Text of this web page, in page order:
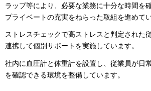
ラップ等により、必要な業務に十分な時間を
プライベートの充実をねらった取組を進めてい
ストレスチェックで高ストレスと判定された
連携して個別サポートを実施しています。
社内に血圧計と体重計を設置し、従業員が日
を確認できる環境を整備しています。